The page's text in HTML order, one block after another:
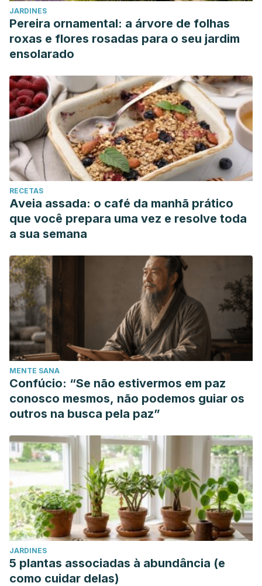
JARDINES
Pereira ornamental: a árvore de folhas
roxas e flores rosadas para o seu jardim
ensolarado
RECETAS
Aveia assada: o café da manhã prático
que você prepara uma vez e resolve toda
a sua semana
MENTE SANA
Confúcio: “Se não estivermos em paz
conosco mesmos, não podemos guiar os
outros na busca pela paz”
JARDINES
5 plantas associadas à abundância (e
como cuidar delas)